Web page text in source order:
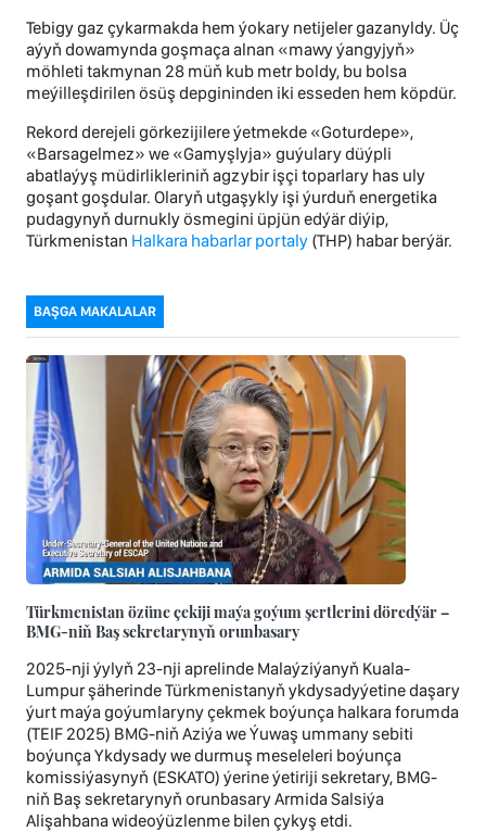
Tebigy gaz çykarmakda hem ýokary netijeler gazanyldy. Üç
aýyň dowamynda goşmaça alnan «mawy ýangyjyň»
möhleti takmynan 28 müň kub metr boldy, bu bolsa
meýilleşdirilen ösüş depgininden iki esseden hem köpdür.
Rekord derejeli görkezijilere ýetmekde «Goturdepe»,
«Barsagelmez» we «Gamyşlyja» guýulary düýpli
abatlaýyş müdirlikleriniň agzybir işçi toparlary has uly
goşant goşdular. Olaryň utgaşykly işi ýurduň energetika
pudagynyň durnukly ösmegini üpjün edýär diýip,
Türkmenistan Halkara habarlar portaly (THP) habar berýär.
BAŞGA MAKALALAR
Türkmenistan özüne çekiji maýa goýum şertlerini döredýär –
BMG-niň Baş sekretarynyň orunbasary
2025-nji ýylyň 23-nji aprelinde Malaýziýanyň Kuala-
Lumpur şäherinde Türkmenistanyň ykdysadyýetine daşary
ýurt maýa goýumlaryny çekmek boýunça halkara forumda
(TEIF 2025) BMG-niň Aziýa we Ýuwaş ummany sebiti
boýunça Ykdysady we durmuş meseleleri boýunça
komissiýasynyň (ESKATO) ýerine ýetiriji sekretary, BMG-
niň Baş sekretarynyň orunbasary Armida Salsiýa
Alişahbana wideoýüzlenme bilen çykyş etdi.